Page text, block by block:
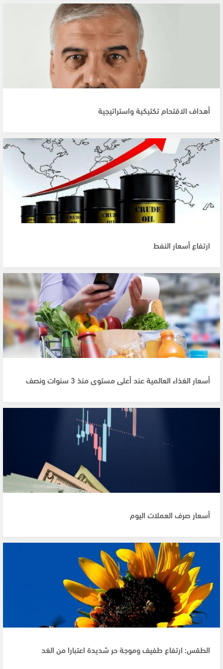
أهداف الاقتحام تكتيكية واستراتيجية
ارتفاع أسعار النفط
أسعار الغذاء العالمية عند أعلى مستوى منذ 3 سنوات ونصف
أسعار صرف العملات اليوم
الطقس: ارتفاع طفيف وموجة حر شديدة اعتبارا من الغد